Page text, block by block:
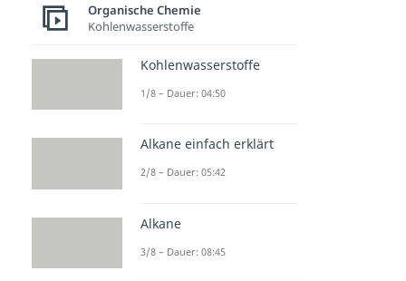
Organische Chemie
Kohlenwasserstoffe
Kohlenwasserstoffe
1/8 – Dauer: 04:50
Alkane einfach erklärt
2/8 – Dauer: 05:42
Alkane
3/8 – Dauer: 08:45